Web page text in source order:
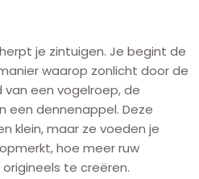
je zintuigen. Je begint de
waarop zonlicht door de
een vogelroep, de
een dennenappel. Deze
klein, maar ze voeden je
hoe meer ruw
te creëren.